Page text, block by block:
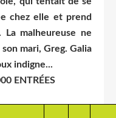
chez elle et prend
La malheureuse ne
mari, Greg. Galia
indigne...
ENTRÉES